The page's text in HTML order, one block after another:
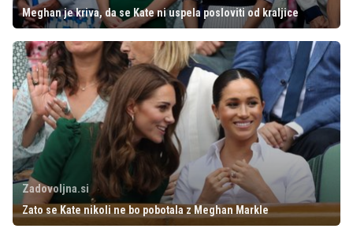
Meghan je kriva, da se Kate ni uspela posloviti od kraljice
Zadovoljna.si
Zato se Kate nikoli ne bo pobotala z Meghan Markle